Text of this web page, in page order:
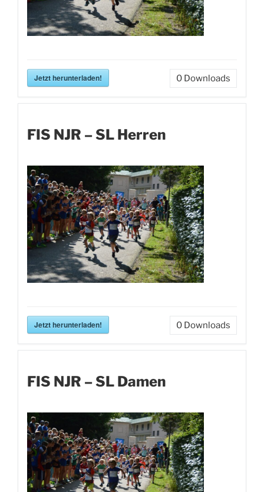
Jetzt herunterladen! 0 Downloads
FIS NJR – SL Herren
Jetzt herunterladen! 0 Downloads
FIS NJR – SL Damen